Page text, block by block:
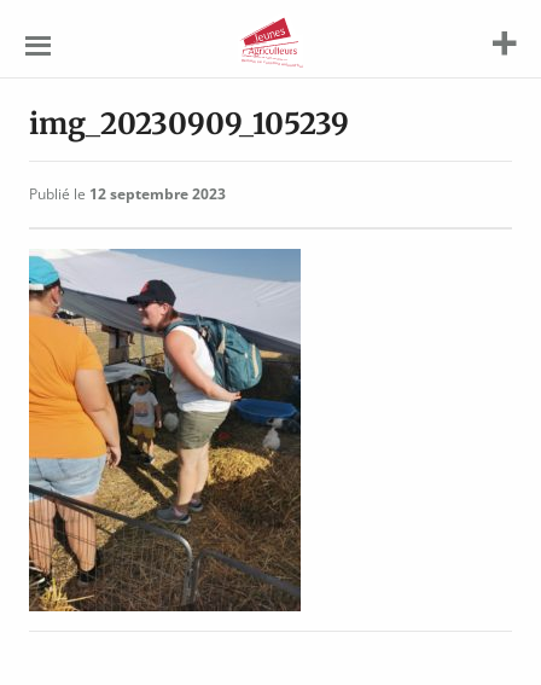
Agriculteurs
img_20230909_105239
Publié le 12 septembre 2023